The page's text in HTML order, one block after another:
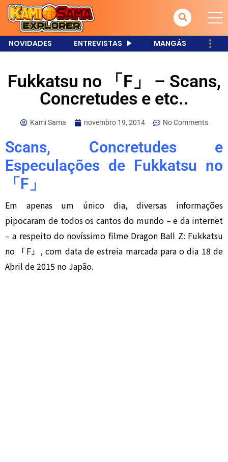
NOVIDADES ENTREVISTAS MANGÁS
Fukkatsu no 「F」 – Scans,
Concretudes e etc..
Kami Sama novembro 19, 2014 No Comments
Scans, Concretudes e
Especulações de Fukkatsu no
「F」
Em apenas um único dia, diversas informações
pipocaram de todos os cantos do mundo – e da internet
– a respeito do novíssimo filme Dragon Ball Z: Fukkatsu
no 「F」, com data de estreia marcada para o dia 18 de
Abril de 2015 no Japão.